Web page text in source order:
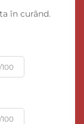
în curând.